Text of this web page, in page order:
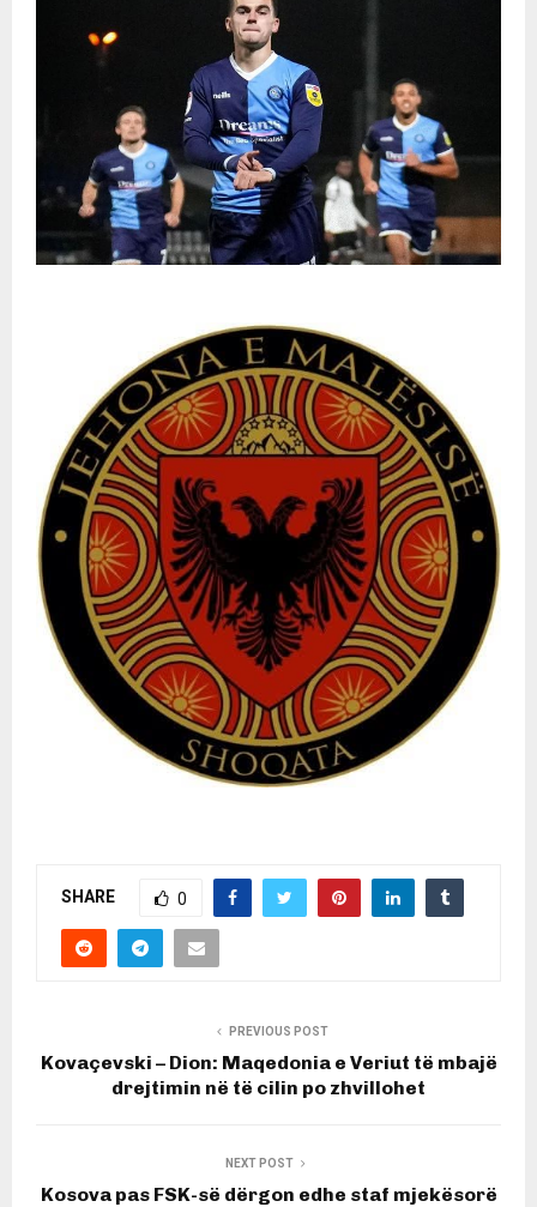
SHARE 0
PREVIOUS POST
Kovaçevski – Dion: Maqedonia e Veriut të mbajë
drejtimin në të cilin po zhvillohet
NEXT POST
Kosova pas FSK-së dërgon edhe staf mjekësorë